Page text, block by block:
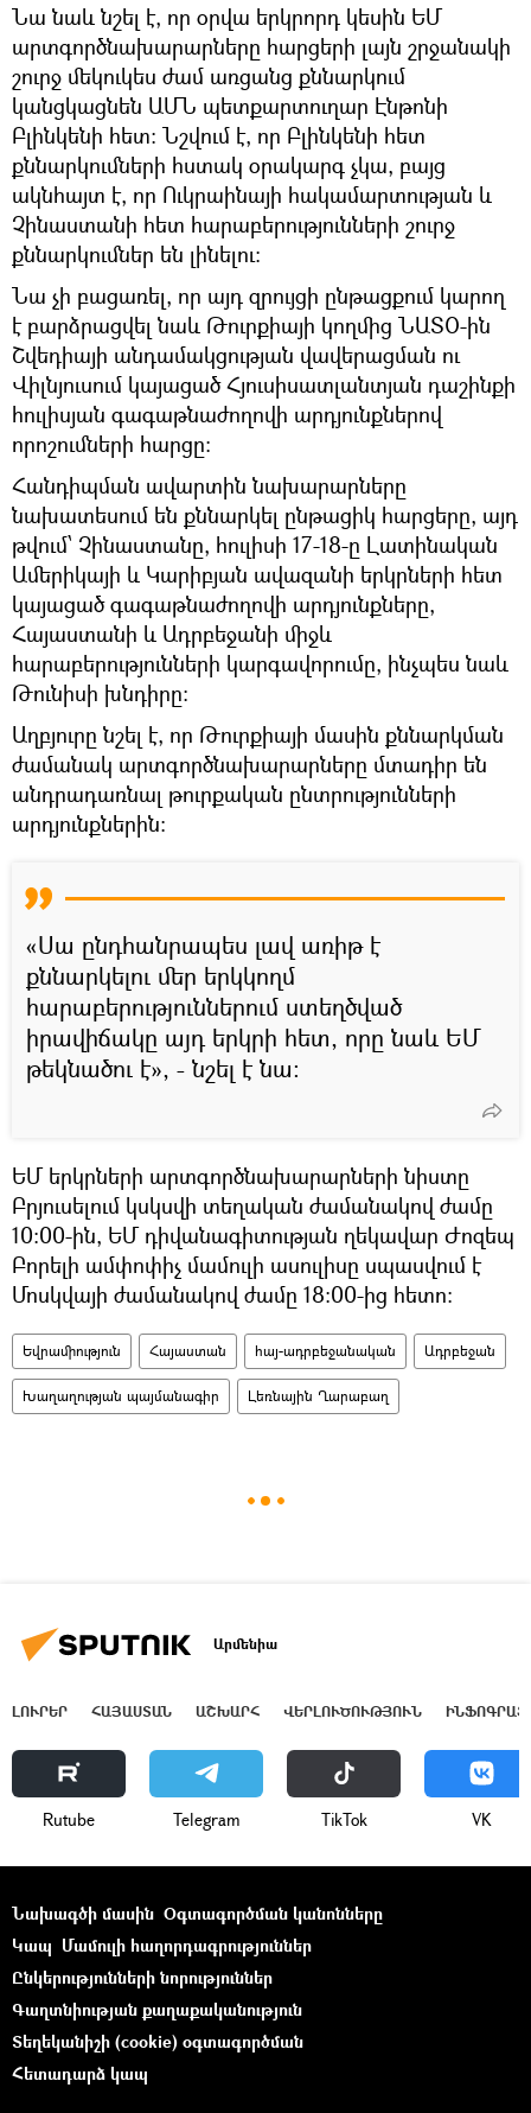
Նա նաև նշել է, որ օրվա երկրորդ կեսին ԵՄ
արտգործնախարարները հարցերի լայն շրջանակի
շուրջ մեկուկես ժամ առցանց քննարկում
կանցկացնեն ԱՄՆ պետքարտուղար Էնթոնի
Բլինկենի հետ: Նշվում է, որ Բլինկենի հետ
քննարկումների հստակ օրակարգ չկա, բայց
ակնհայտ է, որ Ուկրաինայի հակամարտության և
Չինաստանի հետ հարաբերությունների շուրջ
քննարկումներ են լինելու:
Նա չի բացառել, որ այդ զրույցի ընթացքում կարող
է բարձրացվել նաև Թուրքիայի կողմից ՆԱՏՕ-ին
Շվեդիայի անդամակցության վավերացման ու
Վիլնյուսում կայացած Հյուսիսատլանտյան դաշինքի
հուլիսյան գագաթնաժողովի արդյունքներով
որոշումների հարցը:
Հանդիպման ավարտին նախարարները
նախատեսում են քննարկել ընթացիկ հարցերը, այդ
թվում՝ Չինաստանը, հուլիսի 17-18-ը Լատինական
Ամերիկայի և Կարիբյան ավազանի երկրների հետ
կայացած գագաթնաժողովի արդյունքները,
Հայաստանի և Ադրբեջանի միջև
հարաբերությունների կարգավորումը, ինչպես նաև
Թունիսի խնդիրը:
Աղբյուրը նշել է, որ Թուրքիայի մասին քննարկման
ժամանակ արտգործնախարարները մտադիր են
անդրադառնալ թուրքական ընտրությունների
արդյունքներին:
«Սա ընդհանրապես լավ առիթ է
քննարկելու մեր երկկողմ
հարաբերություններում ստեղծված
իրավիճակը այդ երկրի հետ, որը նաև ԵՄ
թեկնածու է», - նշել է նա:
ԵՄ երկրների արտգործնախարարների նիստը
Բրյուսելում կսկսվի տեղական ժամանակով ժամը
10:00-ին, ԵՄ դիվանագիտության ղեկավար Ժոզեպ
Բորելի ամփոփիչ մամուլի ասուլիսը սպասվում է
Մոսկվայի ժամանակով ժամը 18:00-ից հետո:
Եվրամիություն Հայաստան հայ-ադրբեջանական Ադրբեջան
Խաղաղության պայմանագիր Լեռնային Ղարաբաղ
Արմենիա
ԼՈՒՐԵՐ ՀԱՅԱՍՏԱՆ ԱՇԽԱՐՀ ՎԵՐԼՈՒԾՈՒԹՅՈՒՆ
Rutube Telegram ТikТоk VK
Նախագծի մասին Օգտագործման կանոնները
Կապ Մամուլի հաղորդագրություններ
Ընկերությունների նորություններ
Գաղտնիության քաղաքականություն
Տեղեկանիշի (cookie) օգտագործման
Հետադարձ կապ